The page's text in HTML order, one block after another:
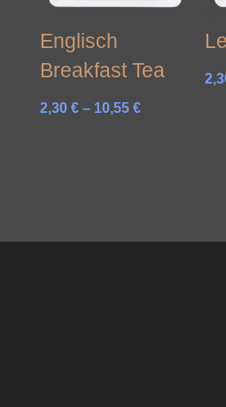
Englisch
Breakfast Tea
2,30 € – 10,55 €Preisspanne: